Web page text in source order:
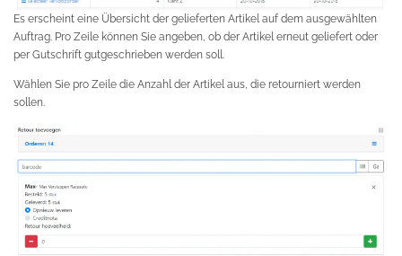
Es erscheint eine Übersicht der gelieferten Artikel auf dem ausgewählten
Auftrag. Pro Zeile können Sie angeben, ob der Artikel erneut geliefert oder
per Gutschrift gutgeschrieben werden soll.
Wählen Sie pro Zeile die Anzahl der Artikel aus, die retourniert werden
sollen.